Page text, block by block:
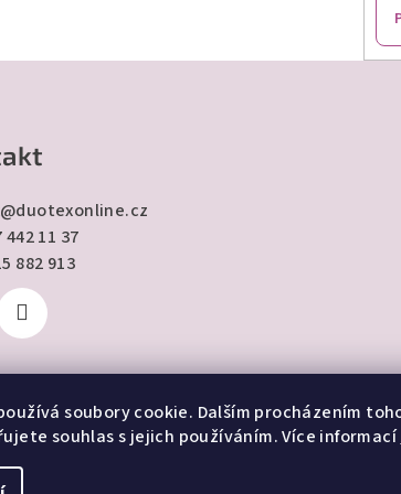
soubory cookie. Dalším procházením
souhlas s jejich používáním. Více informací
@duotexonline.cz
442 11 37
882 913